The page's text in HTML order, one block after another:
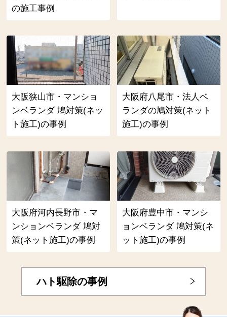
の施工事例
大阪狭山市・マンショ
ンベランダ 鳩対策(ネッ
ト施工)の事例
大阪府八尾市・法人ベ
ランダの鳩対策(ネット
施工)の事例
大阪府河内長野市・マ
ンションベランダ 鳩対
策(ネット施工)の事例
大阪府豊中市・マンシ
ョンベランダ 鳩対策(ネ
ット施工)の事例
ハト駆除の事例